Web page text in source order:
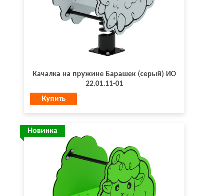
Качалка на пружине Барашек (серый) ИО
22.01.11-01
Купить
Новинка